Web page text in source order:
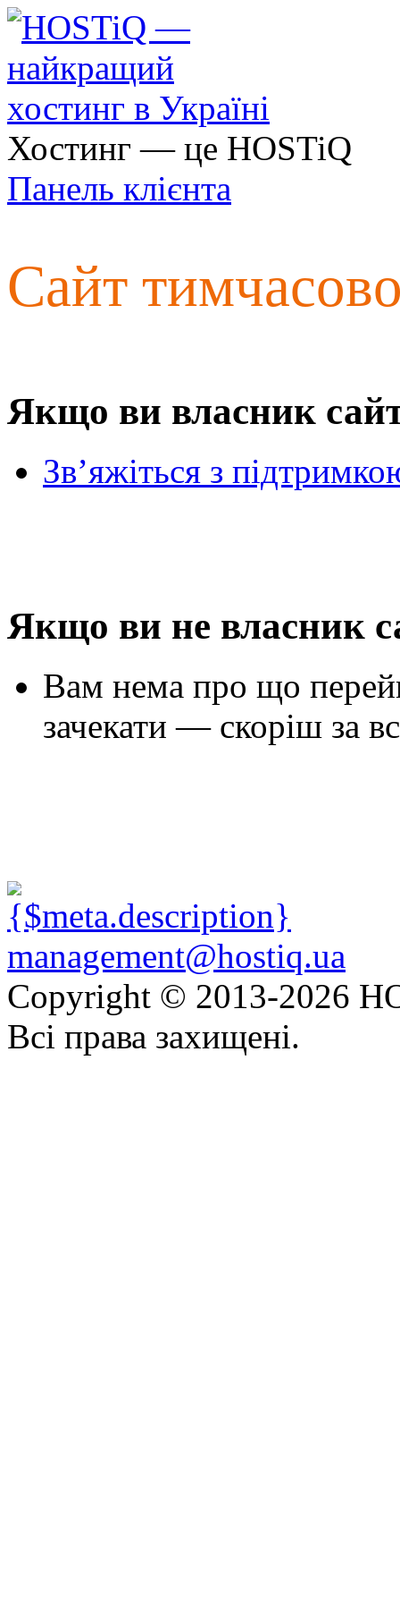
Хостинг — це HOSTiQ
Панель клієнта
Сайт
Якщо ви власник
Зв’яжіться з
Якщо ви не власник
Вам нема про що
зачекати — скоріш за
management@hostiq.ua
Copyright © 2013-2026
Всі права захищені.